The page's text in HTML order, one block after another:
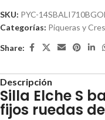
SKU: PYC-
Categorías: Piqueras y
Share:
Descripción
Silla Elche S
fijos ruedas